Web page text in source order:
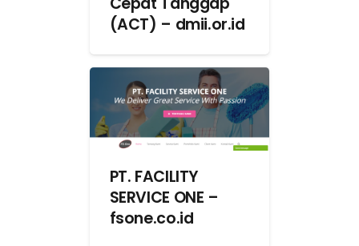
(ACT) – dmii.or.id
PT. FACILITY
SERVICE ONE –
fsone.co.id